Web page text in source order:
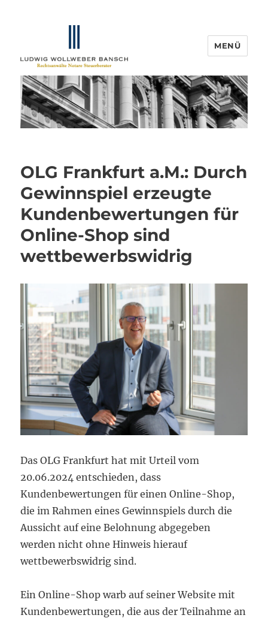
IP-Blogger.de
MENÜ
OLG Frankfurt a.M.: Durch
Gewinnspiel erzeugte
Kundenbewertungen für
Online-Shop sind
wettbewerbswidrig
Das OLG Frankfurt hat mit Urteil vom
20.06.2024 entschieden, dass
Kundenbewertungen für einen Online-Shop,
die im Rahmen eines Gewinnspiels durch die
Aussicht auf eine Belohnung abgegeben
werden nicht ohne Hinweis hierauf
wettbewerbswidrig sind.
Ein Online-Shop warb auf seiner Website mit
Kundenbewertungen, die aus der Teilnahme an